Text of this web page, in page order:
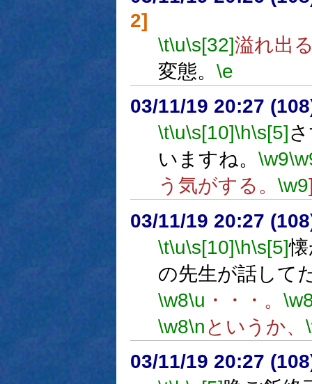
2]
\t\u\s[32]溢れ出
変態。 \e
03/11/19 20:27
\t\u\s[10]\h\s[5]
いますね。 \w9
う気がする。 \w9
03/11/19 20:27
\t\u\s[10]\h\s[5]
の先生が話して
\w8\u ・・・。
\w8\n というか、
03/11/19 20:27